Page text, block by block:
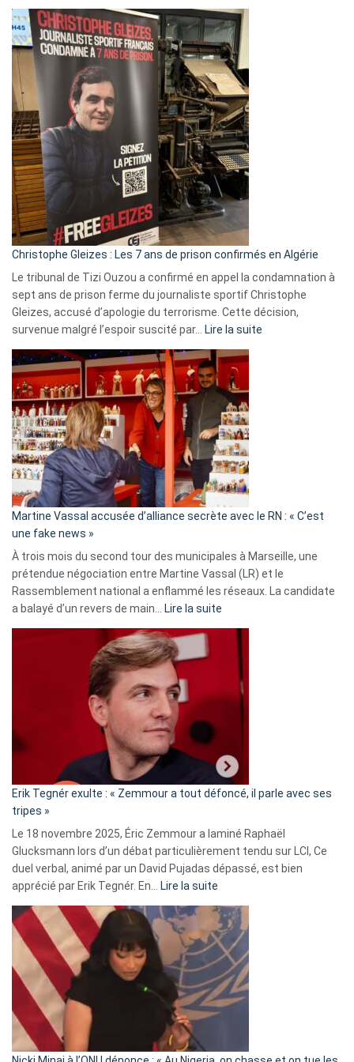
Eurovision
2026
:
Pays-
Bas,
Espagne,
Irlande
et
Slovénie
rejettent
la
présence
d’Israël
Christophe Gleizes : Les 7 ans de prison confirmés en Algérie
Le tribunal de Tizi Ouzou a confirmé en appel la condamnation à
sept ans de prison ferme du journaliste sportif Christophe
Gleizes, accusé d’apologie du terrorisme. Cette décision,
survenue malgré l’espoir suscité par…
Lire la suite
Algérie
Martine Vassal accusée d’alliance secrète avec le RN : « C’est
une fake news »
À trois mois du second tour des municipales à Marseille, une
prétendue négociation entre Martine Vassal (LR) et le
Rassemblement national a enflammé les réseaux. La candidate
a balayé d’un revers de main…
Lire la suite
d’alliance
secrète
«
C’est
fake
news
»
Erik Tegnér exulte : « Zemmour a tout défoncé, il parle avec ses
tripes »
Le 18 novembre 2025, Éric Zemmour a laminé Raphaël
Glucksmann lors d’un débat particulièrement tendu sur LCI, Ce
duel verbal, animé par un David Pujadas dépassé, est bien
apprécié par Erik Tegnér. En…
Lire la suite
Tegnér
exulte
« Zemmour
a
tout
parle